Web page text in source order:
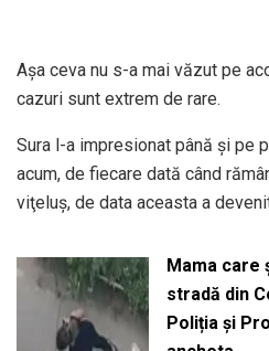
Aşa ceva nu s-a mai văzut pe
cazuri sunt extrem de rare.
Sura l-a impresionat până şi pe
acum, de fiecare dată când
viţeluş, de data aceasta a
Mama care
stradă din
Poliția și